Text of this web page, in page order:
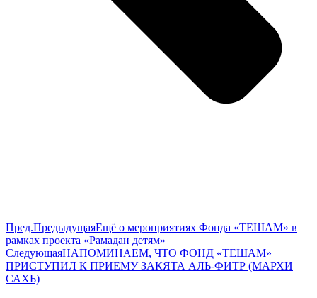
Пред.ПредыдущаяЕщё о мероприятиях Фонда «ТЕШАМ» в
рамках проекта «Рамадан детям»
СледующаяНАПОМИНАЕМ, ЧТО ФОНД «ТЕШАМ»
ПРИСТУПИЛ К ПРИЕМУ ЗАКЯТА АЛЬ-ФИТР (МАРХИ
САХЬ)